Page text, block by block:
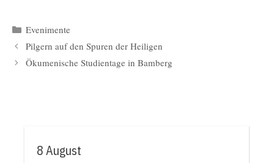
Kategorien
Evenimente
Pilgern auf den Spuren der Heiligen
Ökumenische Studientage in Bamberg
8 August